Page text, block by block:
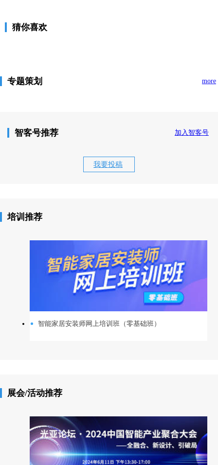
猜你喜欢
专题策划 more
智客号推荐 加入智客号
我要投稿
培训推荐
智能家居安装师网上培训班（零基础班）
展会/活动推荐